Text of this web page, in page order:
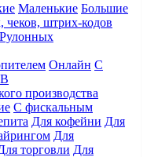
Маленькие Большие
чеков, штрих-кодов
Рулонных
Онлайн С
производства
С фискальным
Для кофейни Для
Для
торговли Для